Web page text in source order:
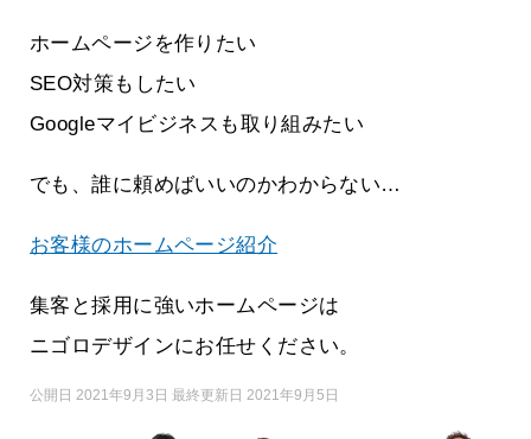
ホームページを作りたい
SEO対策もしたい
Googleマイビジネスも取り組みたい
でも、誰に頼めばいいのかわからない…
お客様のホームページ紹介
集客と採用に強いホームページは
ニゴロデザインにお任せください。
公開日 2021年9月3日 最終更新日 2021年9月5日